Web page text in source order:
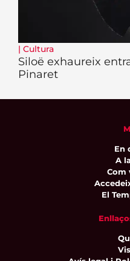
| Cultura
Siloë exhaureix
Pinaret
En
A
Com
El